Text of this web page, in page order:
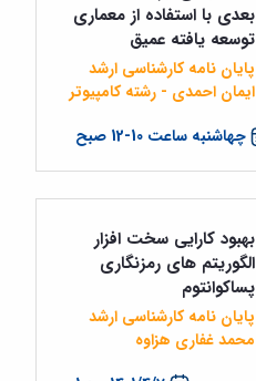
چهاشنبه ساعت 10-12 صبح
بعدی با استفاده از معماری
توسعه یافته عمیق
پایان نامه کارشناسی ارشد
ایمان احمدی - رشته کامپیوتر
بهبود کارایی سخت افزار
الگوریتم های رمزنگاری
پساکوانتوم
پایان نامه کارشناسی ارشد
محمد غفاری هزاوه